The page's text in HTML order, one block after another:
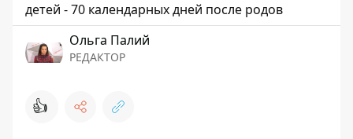
детей - 70 календарных дней после родов
Ольга Палий
РЕДАКТОР
👍